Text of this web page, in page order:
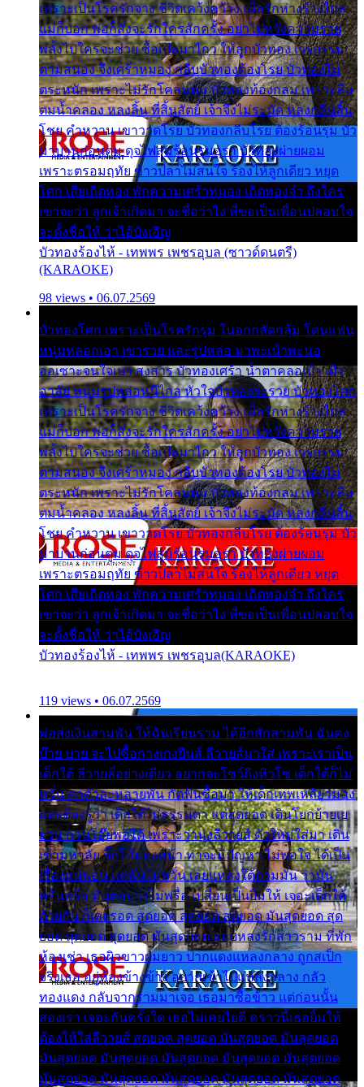
เพราะเป็นโรครักจาง ชีวิตเคว้งคว้าง เมื่อรักห่างร้างไกล
แม่ก็บอก พ่อก็สั่งจะรักใครสักครั้ง อย่าไปหวังความรวย
พลั้งไปใครจะช่วย ซื้อเปลมาไกว ให้ลูกบัวทอง เวรกรรม
ตามสนอง จึงเศร้าหมอง กลีบบัวทองต้องโรย บัวทองไม่
ตระหนัก เพราะไม่รักโคลนตม บัวทองท้องกลม เพราะลืม
ตมน้ำคลอง หลงลิ้น ที่สิ้นสัตย์ เจ้าจึงไม่ระมัด หลงกลิ่นลิ้น
โชย คำหวาน เขาวาดโรย บัวทองกลีบโรย ต้องร้อนรุม บัว
มาบานก่อนตูม ดุจไฟสุมร้อนรุมอุรา บัวทองผ่ายผอม
เพราะตรอมฤทัย ข้าวปลาไม่สนใจ ร้องไห้ลูกเดียว หยุด
โศก เสียเถิดทอง พักความเศร้าหมอง เถิดทองจ๋า ถึงใคร
เขาจะว่า ลูกเจ้าเกิดมา จะชื่อว่าไง พี่ขอเป็นเพื่อนปลอบใจ
จะตั้งชื่อให้ ว่าไอ้บังเอิญ
บัวทองร้องไห้ - เทพพร เพชรอุบล (ซาวด์ดนตรี)
(KARAOKE)
98 views • 06.07.2569
บัวทองโศก เพราะเป็นโรครักรุม ในอกกลัดกลุ้ม โดนแฟน
หนุ่มหลอกเอา เขารวย และรูปหล่อ มาพะเน้าพะนอ
ออเซาะจนใจเบา สงสาร บัวทองเศร้า น้ำตาคลอเบ้า เฝ้า
อาลัย หนุ่มรูปหล่อหนีไกล หัวใจบัวทองระรวย บัวทองโศก
เพราะเป็นโรครักจาง ชีวิตเคว้งคว้าง เมื่อรักห่างร้างไกล
แม่ก็บอก พ่อก็สั่งจะรักใครสักครั้ง อย่าไปหวังความรวย
พลั้งไปใครจะช่วย ซื้อเปลมาไกว ให้ลูกบัวทอง เวรกรรม
ตามสนอง จึงเศร้าหมอง กลีบบัวทองต้องโรย บัวทองไม่
ตระหนัก เพราะไม่รักโคลนตม บัวทองท้องกลม เพราะลืม
ตมน้ำคลอง หลงลิ้น ที่สิ้นสัตย์ เจ้าจึงไม่ระมัด หลงกลิ่นลิ้น
โชย คำหวาน เขาวาดโรย บัวทองกลีบโรย ต้องร้อนรุม บัว
มาบานก่อนตูม ดุจไฟสุมร้อนรุมอุรา บัวทองผ่ายผอม
เพราะตรอมฤทัย ข้าวปลาไม่สนใจ ร้องไห้ลูกเดียว หยุด
โศก เสียเถิดทอง พักความเศร้าหมอง เถิดทองจ๋า ถึงใคร
เขาจะว่า ลูกเจ้าเกิดมา จะชื่อว่าไง พี่ขอเป็นเพื่อนปลอบใจ
จะตั้งชื่อให้ ว่าไอ้บังเอิญ
บัวทองร้องไห้ - เทพพร เพชรอุบล(KARAOKE)
119 views • 06.07.2569
พ่อส่งเงินสามพัน ให้ฉันเรียนราม ได้อีกสักสามพัน ฉันคง
บ๊าย บาย จะไปซื้อกางเกงยีนส์ ลีวายส์มาใส่ เพราะเราเป็น
เด็กใต้ ลีวายส์อย่างเดียว อยากจะโชว์ถึงหิวโซ เด็กใต้ก็ไม่
หวั่น ตกตัวละหลายพัน กัดฟันซื้อมา ให้เด็กเทพเหลียวมอง
และต้องรู้ว่า เด็กใต้ไม่ธรรมดา แต่สุดยอด เดินโยกย้ายเย
ยวน กวนโอ๊ยพอได้ เพราะว่านุ่งลีวายส์ ตัวใหม่ใส่มา เดิน
เข้ามหาลัย จิ๊กโก๊มองหน้า ท่าจะมีปัญหา ไม่พอใจ ได้เป็น
เรื่องแน่นอน แต่ฉันไม่หวั่น เลยแหลงใต้ถามมัน ว่ามัน
พรั่นพรือ มันตอบว่าไม่พรื่อ เปลี่ยนเป็นยิ้มให้ เจอะเด็กใต้
ด้วยกัน ก็เลยรอด สุดยอด สุดยอด สุดยอด มันสุดยอด สุด
ยอด สุดยอด สุดยอด มันสุดยอด แอบหลงรักสาวราม ที่พัก
ห้องเช่า เธอผิวขาวผมยาว ปากแดงแหลงกลาง ถูกสเป็ก
จริงเธอ อยู่ห้องข้างข้าง อยากเข้าไปแหลงกลาง กลัว
ทองแดง กลับจากรามมาเจอ เธอมาซื้อข้าว แต่ก่อนนั้น
สองเรา เจอะกันครั้งใด เธอไม่เคยไยดี คราวนี้เธอยิ้มให้
ต้องให้ใส่ลีวายส์ สุดยอด สุดยอด มันสุดยอด มันสุดยอด
มันสุดยอด มันสุดยอด มันสุดยอด มันสุดยอด มันสุดยอด
มันสุดยอด มันสุดยอด มันสุดยอด มันสุดยอด มันสุดยอด